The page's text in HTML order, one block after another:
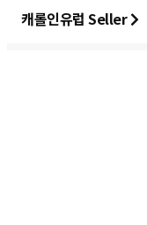
캐롤인유럽 Seller